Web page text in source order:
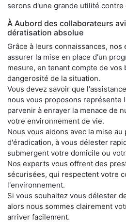
serons d'une grande utilité contre
À Aubord des collaborateurs
dératisation absolue
Grâce à leurs connaissances,
assurer la mise en place d'un
mesure, en tenant compte de vos
dangerosité de la situation.
Vous devez savoir que
nous vous proposons représente
parvenir à enrayer la menace de
votre environnement de vie.
Nous vous aidons avec la mise
d'éradication, à vous délester
submergent votre domicile ou
Nos experts vous offrent des
sécurisées, qui respectent votre
l'environnement.
Si vous souhaitez vous délester
alors nous sommes clairement
arriver facilement.